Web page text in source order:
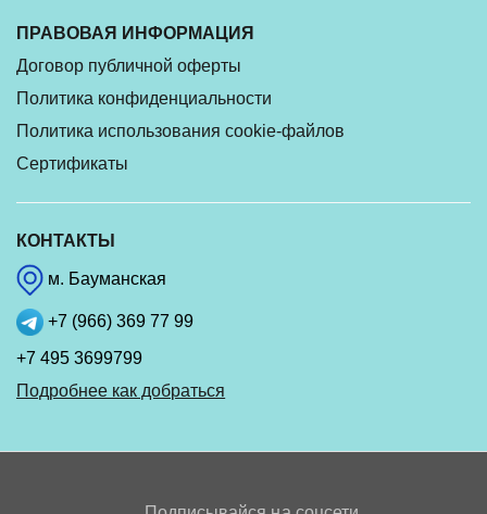
ПРАВОВАЯ ИНФОРМАЦИЯ
Договор публичной оферты
Политика конфиденциальности
Политика использования cookie-файлов
Сертификаты
КОНТАКТЫ
м. Бауманская
+7 (966) 369 77 99
+7 495 3699799
Подробнее как добраться